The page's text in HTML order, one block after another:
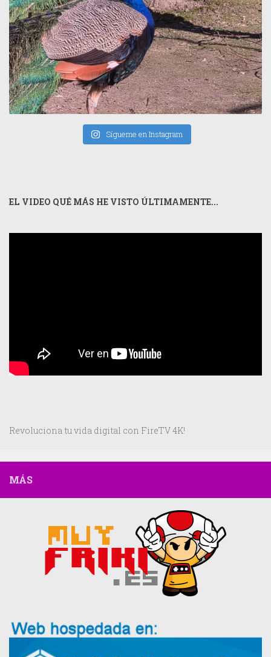
Sígueme en Instagram
EL VIDEO QUÉ MÁS HE VISTO ÚLTIMAMENTE...
Revoluciona tu vida digital con FireTV 4K!
MÁS